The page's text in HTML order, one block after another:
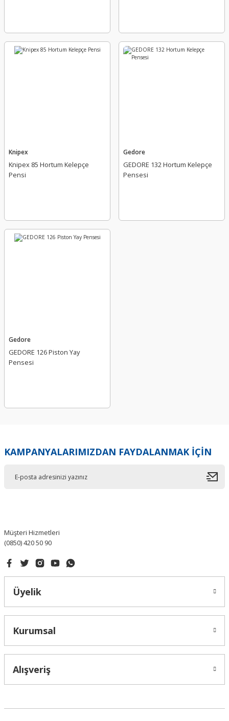
Knipex
Knipex 85 Hortum Kelepçe
Pensi
Gedore
GEDORE 132 Hortum Kelepçe
Pensesi
Gedore
GEDORE 126 Piston Yay
Pensesi
KAMPANYALARIMIZDAN FAYDALANMAK İÇİN
Müşteri Hizmetleri
(0850) 420 50 90
Üyelik
Kurumsal
Alışveriş